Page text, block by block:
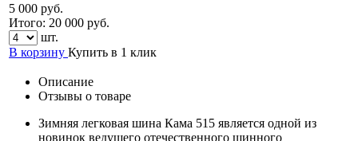
5 000 руб.
Итого: 20 000 руб.
шт.
В корзину Купить в 1 клик
Описание
Отзывы о товаре
Зимняя легковая шина Кама 515 является одной из
новинок ведущего отечественного шинного